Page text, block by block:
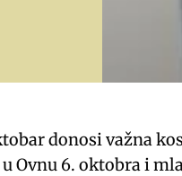
donosi važna
Ovnu 6. oktobra i